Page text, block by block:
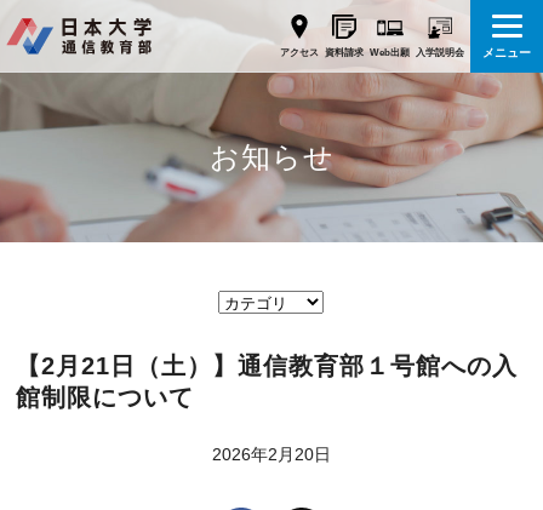
アクセス 資料請求 Web出願 入学説明会 メニュー
お知らせ
【2月21日（土）】通信教育部１号館への入
館制限について
2026年2月20日